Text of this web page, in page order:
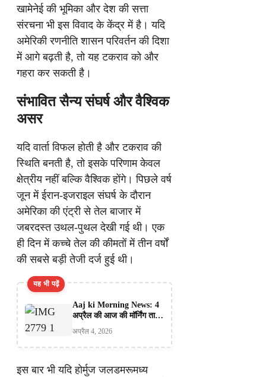
खामेनेई की भूमिका और देश की सत्ता
संरचना भी इस विवाद के केंद्र में है। यदि
अमेरिकी रणनीति शासन परिवर्तन की दिशा
में आगे बढ़ती है, तो यह टकराव को और
गहरा कर सकती है।
संभावित सैन्य संघर्ष और वैश्विक
असर
यदि वार्ता विफल होती है और टकराव की
स्थिति बनती है, तो इसके परिणाम केवल
क्षेत्रीय नहीं बल्कि वैश्विक होंगे। पिछले वर्ष
जून में ईरान-इजराइल संघर्ष के दौरान
अमेरिका की एंट्री से तेल बाजार में
जबरदस्त उथल-पुथल देखी गई थी। एक
ही दिन में कच्चे तेल की कीमतों में तीन वर्षों
की सबसे बड़ी तेजी दर्ज हुई थी।
यह भी पढ़ें
Aaj ki Morning News: 4
अप्रैल की आज की मॉर्निंग ताजा
देश दुनिया की बड़ी ख़बरे
अप्रैल 4, 2026
इस बार भी यदि होर्मुज जलडमरूमध्य